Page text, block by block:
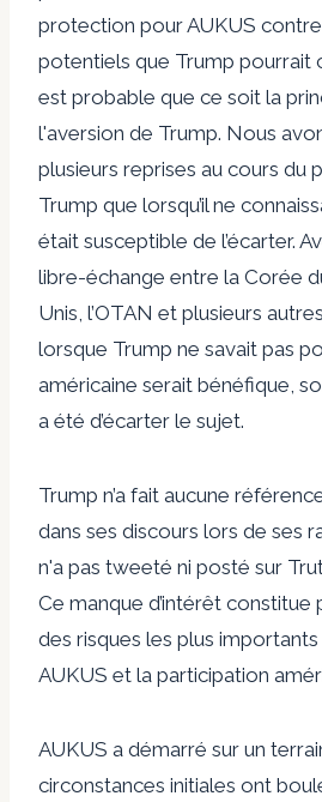
protection pour AUKUS
potentiels que Trump pourrait
est probable que ce soit la
l'aversion de Trump. Nous
plusieurs reprises au cours du
Trump que lorsqu’il ne
était susceptible de l’écarter.
libre-échange entre la Corée
Unis, l’OTAN et plusieurs
lorsque Trump ne savait pas
américaine serait bénéfique,
a été d’écarter le sujet.
Trump n’a fait aucune
dans ses discours lors de ses
n'a pas tweeté ni posté sur
Ce manque d’intérêt constitue
des risques les plus importants
AUKUS et la participation
AUKUS a démarré sur un
circonstances initiales ont